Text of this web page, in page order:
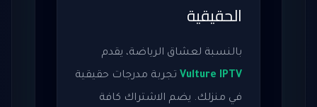
الحقيقية
بالنسبة لعشاق الرياضة، يقدم
Vulture IPTV تجربة مدرجات حقيقية
في منزلك. يضم الاشتراك كافة